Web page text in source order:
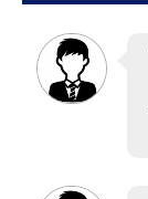
福島校